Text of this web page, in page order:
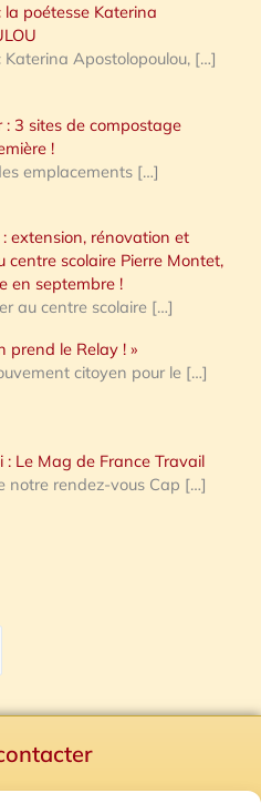
poétesse Katerina
Apostolopoulou, […]
: 3 sites de compostage
!
emplacements […]
extension, rénovation et
centre scolaire Pierre Montet,
en septembre !
au centre scolaire […]
prend le Relay ! »
citoyen pour le […]
: Le Mag de France Travail
notre rendez-vous Cap […]